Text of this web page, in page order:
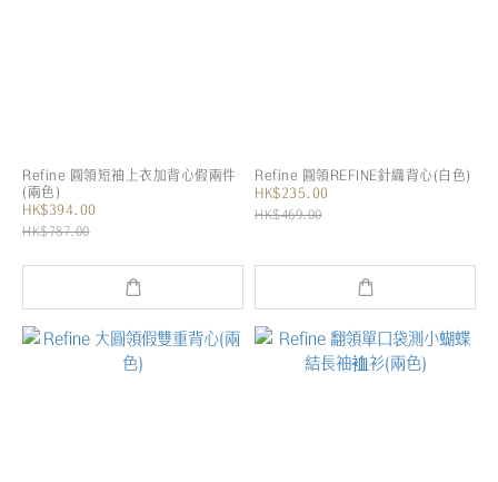
Refine 圓領短袖上衣加背心假兩件
(兩色)
HK$394.00
HK$787.00
Refine 圓領REFINE針織背心(白色)
HK$235.00
HK$469.00